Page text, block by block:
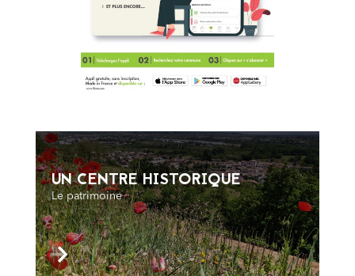
UN CENTRE HISTORIQUE
Le patrimoine